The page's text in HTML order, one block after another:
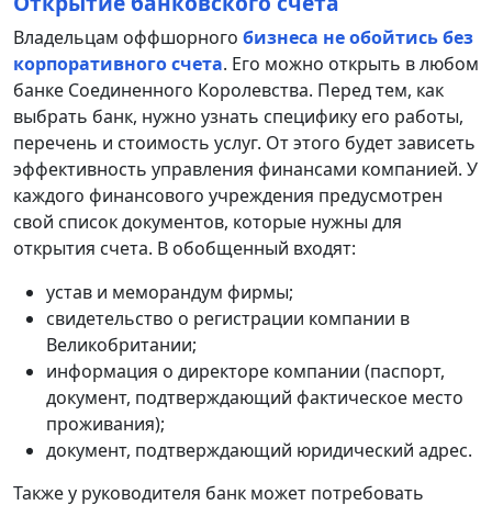
Владельцам оффшорного бизнеса не обойтись без
корпоративного счета. Его можно открыть в любом
банке Соединенного Королевства. Перед тем, как
выбрать банк, нужно узнать специфику его работы,
перечень и стоимость услуг. От этого будет зависеть
эффективность управления финансами компанией. У
каждого финансового учреждения предусмотрен
свой список документов, которые нужны для
открытия счета. В обобщенный входят:
устав и меморандум фирмы;
свидетельство о регистрации компании в
Великобритании;
информация о директоре компании (паспорт,
документ, подтверждающий фактическое место
проживания);
документ, подтверждающий юридический адрес.
Также у руководителя банк может потребовать